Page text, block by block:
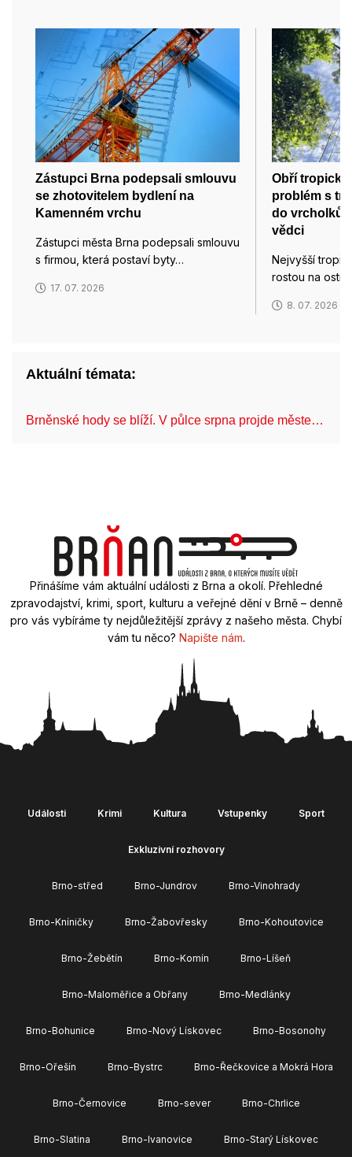
Zástupci Brna podepsali smlouvu
se zhotovitelem bydlení na
Kamenném vrchu
Zástupci města Brna podepsali smlouvu
s firmou, která postaví byty…
17. 07. 2026
Obří
problém s
do vrcholků
vědci
Nejvyšší
rostou na
8. 07. 2026
Aktuální témata:
Brněnské hody se blíží. V půlce srpna projde měste…
Přinášíme vám aktuální události z Brna a okolí. Přehledné
zpravodajství, krimi, sport, kulturu a veřejné dění v Brně – denně
pro vás vybíráme ty nejdůležitější zprávy z našeho města. Chybí
vám tu něco? Napište nám.
Události Krimi Kultura Vstupenky Sport
Exkluzivní rozhovory
Brno-střed Brno-Jundrov Brno-Vinohrady
Brno-Kníničky Brno-Žabovřesky Brno-Kohoutovice
Brno-Žebětín Brno-Komín Brno-Líšeň
Brno-Maloměřice a Obřany Brno-Medlánky
Brno-Bohunice Brno-Nový Lískovec Brno-Bosonohy
Brno-Ořešín Brno-Bystrc Brno-Řečkovice a Mokrá Hora
Brno-Černovice Brno-sever Brno-Chrlice
Brno-Slatina Brno-Ivanovice Brno-Starý Lískovec